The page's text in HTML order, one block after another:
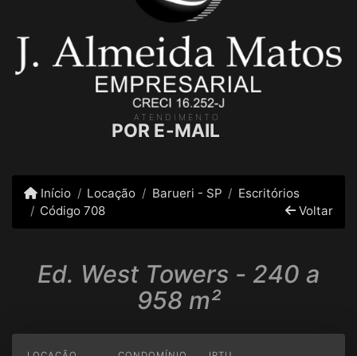
ATENDIMENTO
POR E-MAIL
Início Locação Barueri - SP
Escritórios
Código 708
Voltar
Ed. West Towers - 240 a
958 m²